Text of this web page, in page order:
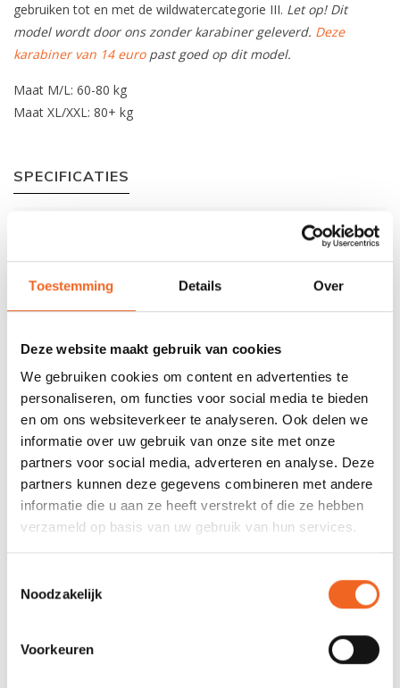
Toestemming Details Over
Deze website maakt gebruik van cookies
We gebruiken cookies om content en advertenties te
personaliseren, om functies voor social media te bieden
en om ons websiteverkeer te analyseren. Ook delen we
informatie over uw gebruik van onze site met onze
partners voor social media, adverteren en analyse. Deze
partners kunnen deze gegevens combineren met andere
informatie die u aan ze heeft verstrekt of die ze hebben
verzameld op basis van uw gebruik van hun services.
Noodzakelijk
Voorkeuren
gebruiken tot en met de wildwatercategorie III. Let op! Dit
model wordt door ons zonder karabiner geleverd. Deze
karabiner van 14 europast goed op dit model.
Maat M/L: 60-80 kg
Maat XL/XXL: 80+ kg
SPECIFICATIES
Verstelbaarheid:
3 banden per zijkant +
schouderbanden
Rits: Ja (YKK)
Zakken: 4
Drinkzak optie: Ja
Drijfvermogen: M/L (70 N), XL/XXL (70 N)
REVIEWS
Nog niet gewaardeerd
0 sterren op basis van 0 beoordelingen